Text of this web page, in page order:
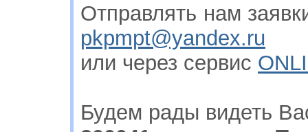
Отправлять нам
pkpmpt@yandex.ru
или через сервис
Будем рады видеть